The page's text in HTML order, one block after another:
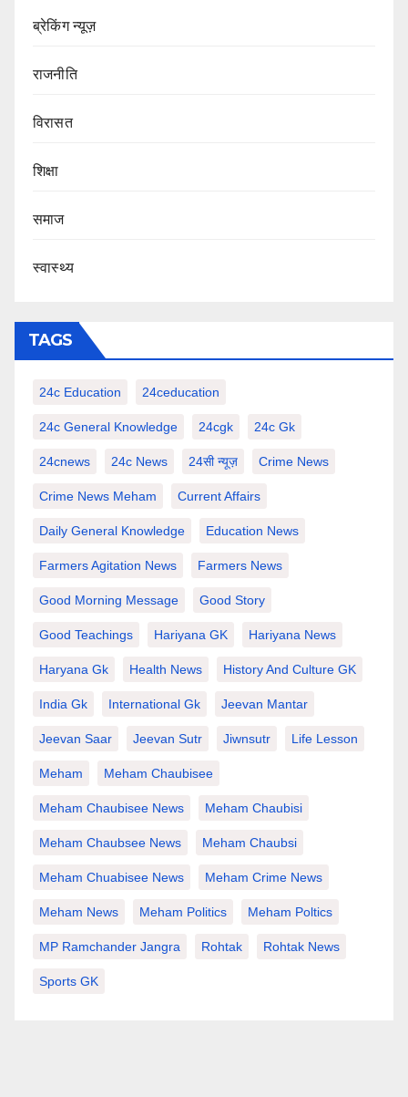
ब्रेकिंग न्यूज़
राजनीति
‍‍विरासत
शिक्षा
समाज
स्वास्थ्य
TAGS
24c Education 24ceducation
24c General Knowledge 24cgk 24c Gk
24cnews 24c News 24सी न्यूज़ Crime News
Crime News Meham Current Affairs
Daily General Knowledge Education News
Farmers Agitation News Farmers News
Good Morning Message Good Story
Good Teachings Hariyana GK Hariyana News
Haryana Gk Health News History And Culture GK
India Gk International Gk Jeevan Mantar
Jeevan Saar Jeevan Sutr Jiwnsutr Life Lesson
Meham Meham Chaubisee
Meham Chaubisee News Meham Chaubisi
Meham Chaubsee News Meham Chaubsi
Meham Chuabisee News Meham Crime News
Meham News Meham Politics Meham Poltics
MP Ramchander Jangra Rohtak Rohtak News
Sports GK